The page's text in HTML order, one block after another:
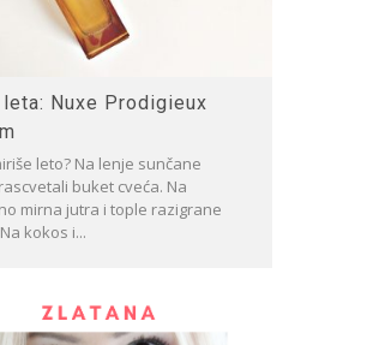
Nuxe Prodigieux
leto? Na lenje sunčane
buket cveća. Na
mirna jutra i tople razigrane
kokos i...